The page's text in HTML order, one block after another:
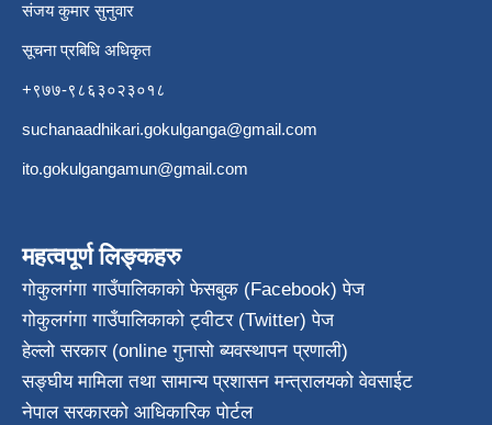
संजय कुमार सुनुवार
सूचना प्रबिधि अधिकृत
+९७७-९८६३०२३०१८
suchanaadhikari.gokulganga@gmail.com
ito.gokulgangamun@gmail.com
महत्वपूर्ण लिङ्कहरु
गोकुलगंगा गाउँपालिकाको फेसबुक (Facebook) पेज
गोकुलगंगा गाउँपालिकाको ट्वीटर (Twitter) पेज
हेल्लो सरकार (online गुनासो ब्यवस्थापन प्रणाली)
सङ्घीय मामिला तथा सामान्य प्रशासन मन्त्रालयको वेवसाईट
नेपाल सरकारको आधिकारिक पोर्टल